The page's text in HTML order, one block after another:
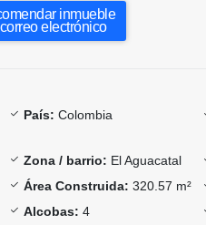
inmueble
electrónico
País: Colombia
Zona / barrio: El Aguacatal
Área Construida: 320.57 m²
Alcobas: 4